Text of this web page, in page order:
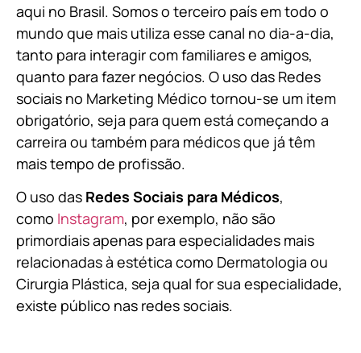
aqui no Brasil. Somos o terceiro país em todo o
mundo que mais utiliza esse canal no dia-a-dia,
tanto para interagir com familiares e amigos,
quanto para fazer negócios. O uso das Redes
sociais no Marketing Médico tornou-se um item
obrigatório, seja para quem está começando a
carreira ou também para médicos que já têm
mais tempo de profissão.
O uso das Redes Sociais para Médicos,
como Instagram, por exemplo, não são
primordiais apenas para especialidades mais
relacionadas à estética como Dermatologia ou
Cirurgia Plástica, seja qual for sua especialidade,
existe público nas redes sociais.